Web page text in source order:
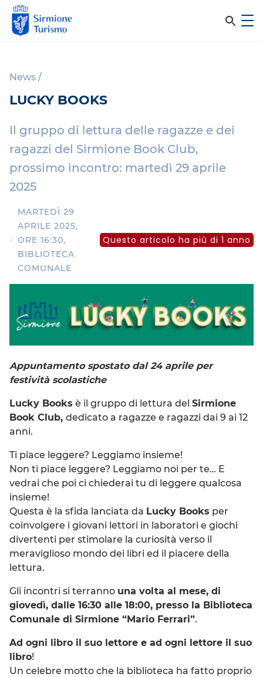
r
n
T
u
r
m
o
C
t
m
e
News /
LUCKY BOOKS
Il gruppo di lettura delle ragazze e dei
ragazzi del Sirmione Book Club,
prossimo incontro: martedì 29 aprile
2025
MARTEDÌ 29
APRILE 2025,
ORE 16:30,
BIBLIOTECA
COMUNALE
Questo articolo ha più di 1 anno
Appuntamento spostato dal 24 aprile per
festività scolastiche
Lucky Books è il gruppo di lettura del Sirmione
Book Club, dedicato a ragazze e ragazzi dai 9 ai 12
anni.
Ti piace leggere? Leggiamo insieme!
Non ti piace leggere? Leggiamo noi per te… E
vedrai che poi ci chiederai tu di leggere qualcosa
insieme!
Questa è la sfida lanciata da Lucky Books per
coinvolgere i giovani lettori in laboratori e giochi
divertenti per stimolare la curiosità verso il
meraviglioso mondo dei libri ed il piacere della
lettura.
Gli incontri si terranno una volta al mese, di
giovedì, dalle 16:30 alle 18:00, presso la Biblioteca
Comunale di Sirmione “Mario Ferrari”.
Ad ogni libro il suo lettore e ad ogni lettore il suo
libro!
Un celebre motto che la biblioteca ha fatto proprio